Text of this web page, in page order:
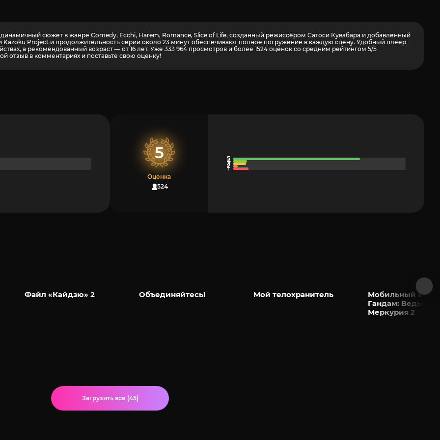
сюжет в жанре Comedy, Ecchi, Harem, Romance, Slice of Life, созданный режиссёром Сатоси Кувабара и добавленный
Kazoku Project и продолжительность серии около 23 минут обеспечивают полное погружение в каждую сцену. Удобный плеер
а рекомендованный возраст — от 16 лет. Уже 333 964 просмотров и более 1524 оценок со средним рейтингом 5/5
отзыв в комментариях и поставьте свою оценку!
5
Оценка
1524
Файл «Кайдзю» 2 Объединяйтесь! Мой телохранитель
Мобильный воин
Гандам: Ведьма с
Меркурия 2
Загрузить все (45)